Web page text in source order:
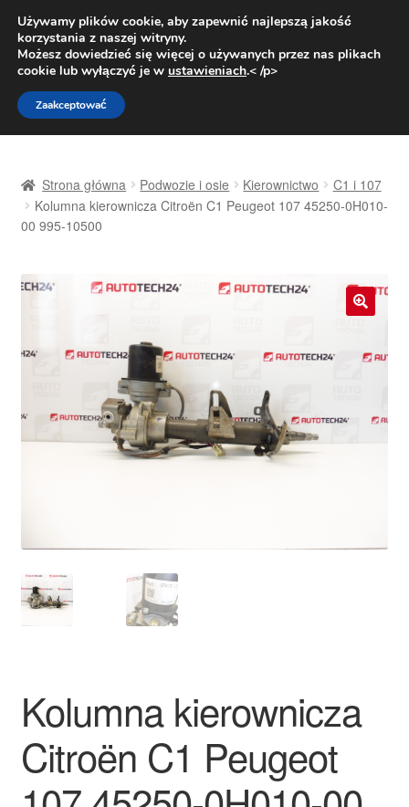
DOSTAWA od 31 zł
Pn.-pt. 9:00-16:00800 003 167
Przejdź
do
nawigacji
Przejdź
do
treści
Dostawa
Kontakt
Płatności
Skarga
Zasady i warunki
Strona główna Podwozie i osie Kierownictwo
C1 i 107
Kolumna kierownicza Citroën C1 Peugeot 107 45250-0H010-
00 995-10500
Kolumna kierownicza
Citroën C1 Peugeot
Używamy plików cookie, aby zapewnić najlepszą jakość
korzystania z naszej witryny.
Możesz dowiedzieć się więcej o używanych przez nas plikach
cookie lub wyłączyć je w ustawieniach.< /p>
Zaakceptować